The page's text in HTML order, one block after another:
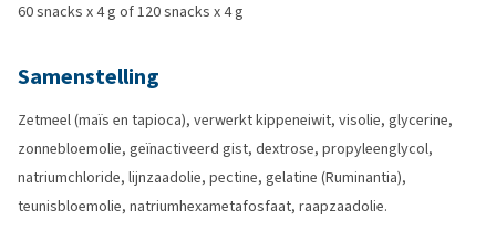
60 snacks x 4 g of 120 snacks x 4 g
Samenstelling
Zetmeel (maïs en tapioca), verwerkt kippeneiwit, visolie, glycerine,
zonnebloemolie, geïnactiveerd gist, dextrose, propyleenglycol,
natriumchloride, lijnzaadolie, pectine, gelatine (Ruminantia),
teunisbloemolie, natriumhexametafosfaat, raapzaadolie.